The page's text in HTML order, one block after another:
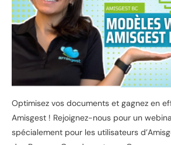
Optimisez vos documents et gagnez en
Amisgest ! Rejoignez-nous pour un
spécialement pour les utilisateurs